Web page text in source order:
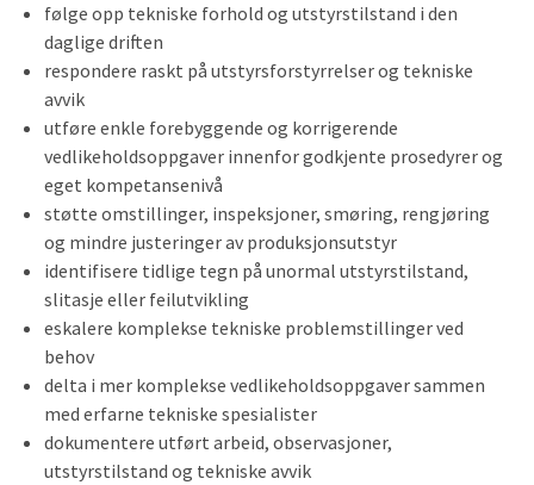
følge opp tekniske forhold og utstyrstilstand i den
daglige driften
respondere raskt på utstyrsforstyrrelser og tekniske
avvik
utføre enkle forebyggende og korrigerende
vedlikeholdsoppgaver innenfor godkjente prosedyrer og
eget kompetansenivå
støtte omstillinger, inspeksjoner, smøring, rengjøring
og mindre justeringer av produksjonsutstyr
identifisere tidlige tegn på unormal utstyrstilstand,
slitasje eller feilutvikling
eskalere komplekse tekniske problemstillinger ved
behov
delta i mer komplekse vedlikeholdsoppgaver sammen
med erfarne tekniske spesialister
dokumentere utført arbeid, observasjoner,
utstyrstilstand og tekniske avvik